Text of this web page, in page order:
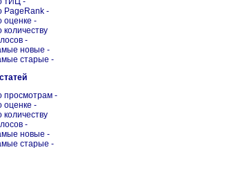
PageRank -
оценке -
количеству
-
новые -
старые -
просмотрам -
оценке -
количеству
-
новые -
старые -